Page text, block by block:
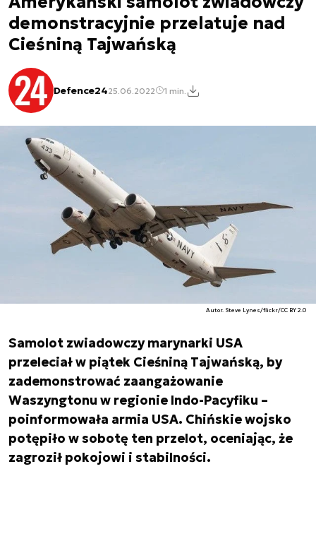
demonstracyjnie przelatuje nad
Cieśniną Tajwańską
Defence2425.06.2022 1 min.
Autor. Steve Lynes/flickr/CC BY 2.0
Samolot zwiadowczy marynarki USA
przeleciał w piątek Cieśniną Tajwańską, by
zademonstrować zaangażowanie
Waszyngtonu w regionie Indo-Pacyfiku –
poinformowała armia USA. Chińskie wojsko
potępiło w sobotę ten przelot, oceniając, że
zagroził pokojowi i stabilności.